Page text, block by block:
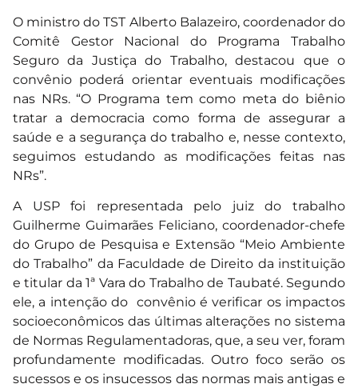
O ministro do TST Alberto Balazeiro, coordenador do
Comitê Gestor Nacional do Programa Trabalho
Seguro da Justiça do Trabalho, destacou que o
convênio poderá orientar eventuais modificações
nas NRs. “O Programa tem como meta do biênio
tratar a democracia como forma de assegurar a
saúde e a segurança do trabalho e, nesse contexto,
seguimos estudando as modificações feitas nas
NRs”.
A USP foi representada pelo juiz do trabalho
Guilherme Guimarães Feliciano, coordenador-chefe
do Grupo de Pesquisa e Extensão “Meio Ambiente
do Trabalho” da Faculdade de Direito da instituição
e titular da 1ª Vara do Trabalho de Taubaté. Segundo
ele, a intenção do convênio é verificar os impactos
socioeconômicos das últimas alterações no sistema
de Normas Regulamentadoras, que, a seu ver, foram
profundamente modificadas. Outro foco serão os
sucessos e os insucessos das normas mais antigas e